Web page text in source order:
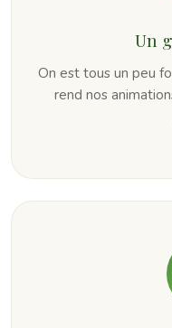
Un
On est tous un peu
rend nos